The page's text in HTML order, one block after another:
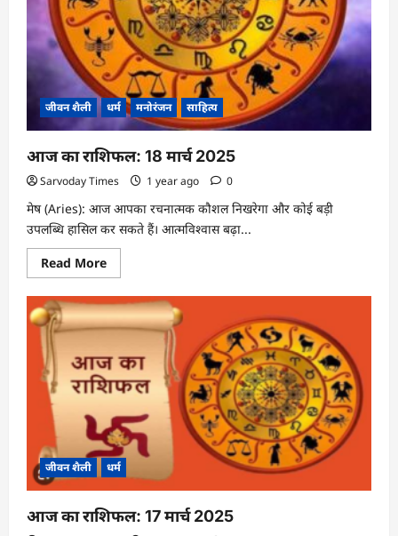
जीवन शैली धर्म मनोरंजन साहित्य
आज का राशिफल: 18 मार्च 2025
Sarvoday Times 1 year ago 0
मेष (Aries): आज आपका रचनात्मक कौशल निखरेगा और कोई बड़ी
उपलब्धि हासिल कर सकते हैं। आत्मविश्वास बढ़ा...
Read MoreRead
more
आज
का
राशिफल:
2025
जीवन शैली धर्म
आज का राशिफल: 17 मार्च 2025